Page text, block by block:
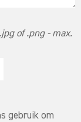
of .png - max.
gebruik om